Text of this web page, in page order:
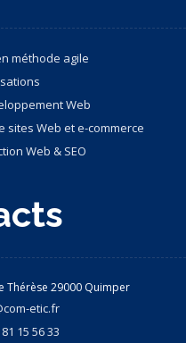
méthode agile
Web
sites Web et e-commerce
Web & SEO
Thérèse 29000 Quimper
etic.fr
15 56 33